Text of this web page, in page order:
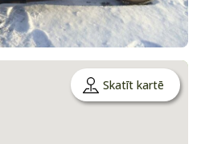
Skatīt kartē